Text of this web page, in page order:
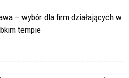
– wybór dla firm działających w
tempie